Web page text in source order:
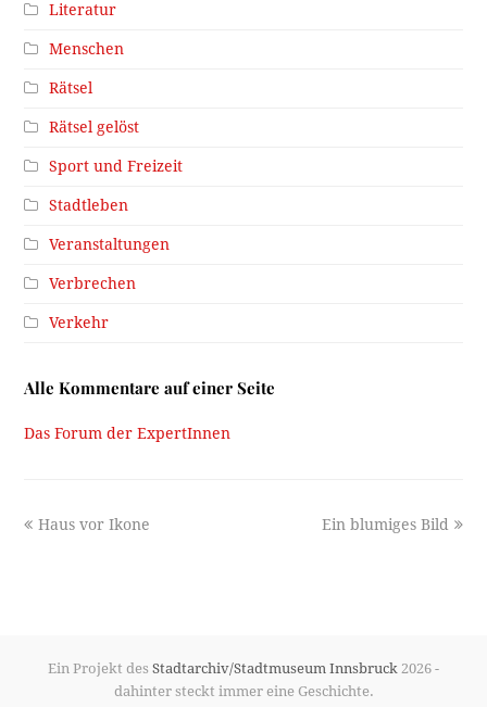
Literatur
Menschen
Rätsel
Rätsel gelöst
Sport und Freizeit
Stadtleben
Veranstaltungen
Verbrechen
Verkehr
Alle Kommentare auf einer Seite
Das Forum der ExpertInnen
previous
Haus vor Ikone
next
Ein blumiges Bild
Ein Projekt des Stadtarchiv/Stadtmuseum Innsbruck 2026 -
dahinter steckt immer eine Geschichte.